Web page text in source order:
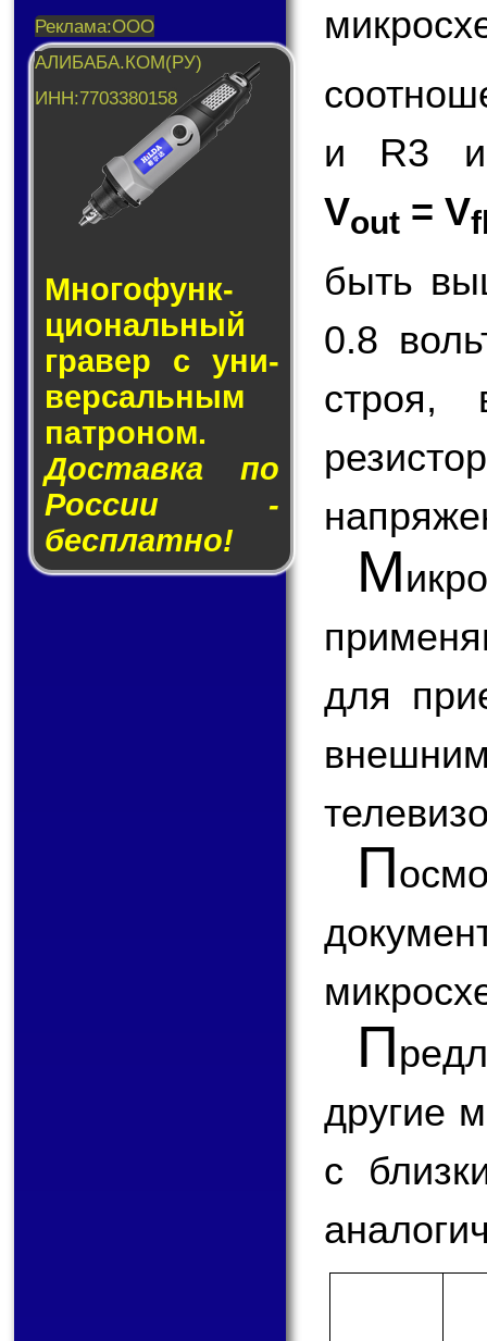
Много­функ­
цио­наль­ный
гра­вер с уни­
вер­саль­ным
пат­ро­ном.
Доставка по
России -
бесплатно!
и R3 и
Vout = V
быть
0.8
строя,
М
для
П
П
другие
с